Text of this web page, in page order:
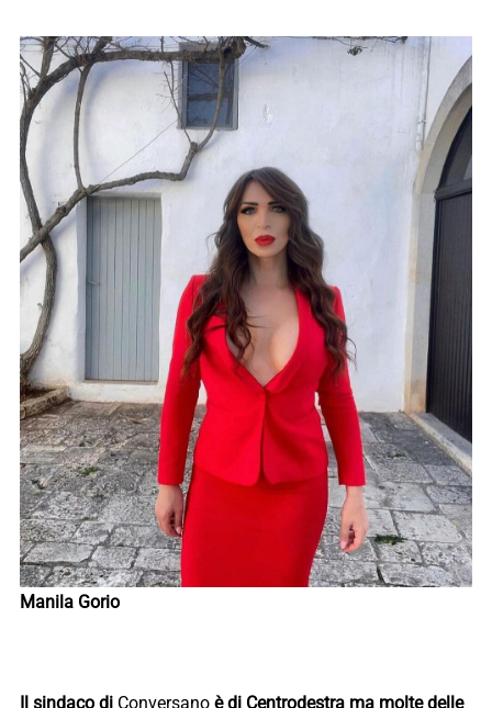
Manila Gorio
Il sindaco di Conversano è di Centrodestra ma molte delle